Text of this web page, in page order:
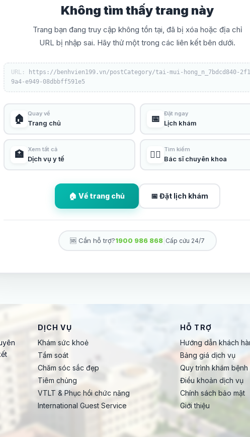
Không tìm thấy trang này
Trang bạn đang truy cập không tồn tại, đã bị xóa hoặc địa chỉ
URL bị nhập sai. Hãy thử một trong các liên kết bên dưới.
URL:
https://benhvien199.vn/postCategory/tai-mui-hong_n_7bdcd840-
9a4-e949-08dbbff591e5
🏠 Quay về
Trang chủ 📅 Đặt ngay
Lịch khám
🏥 Xem tất cả
Dịch vụ y tế 👨‍⚕️ Tìm kiếm
Bác sĩ chuyên khoa
🏠 Về trang chủ 📅 Đặt lịch khám
🆘 Cần hỗ trợ?1900 986 868 Cấp cứu 24/7
DỊCH VỤ
Khám sức khoẻ
Tầm soát
Chăm sóc sắc đẹp
Tiêm chủng
VTLT & Phục hồi chức năng
International Guest Service
HỖ TRỢ
Hướng dẫn khách
Bảng giá dịch vụ
Quy trình khám bệnh
Điều khoản dịch vụ
Chính sách bảo mật
Giới thiệu